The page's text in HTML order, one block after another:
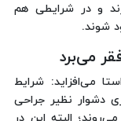
و در شرایطی هم
شوند.
می‌برد
می‌افزاید: شرایط
دشوار نظیر جراحی